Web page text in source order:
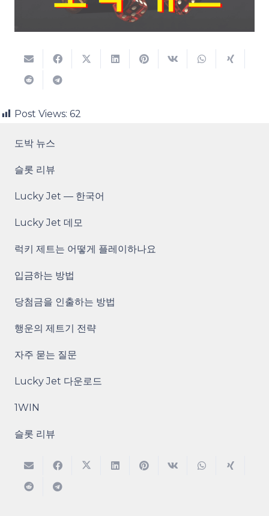
Post Views: 62
도박 뉴스
슬롯 리뷰
Lucky Jet — 한국어
Lucky Jet 데모
럭키 제트는 어떻게 플레이하나요
입금하는 방법
당첨금을 인출하는 방법
행운의 제트기 전략
자주 묻는 질문
Lucky Jet 다운로드
1WIN
슬롯 리뷰